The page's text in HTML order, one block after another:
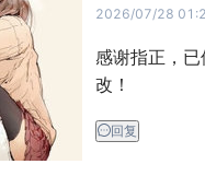
2026/07/28
感谢指正，已
改！
回复